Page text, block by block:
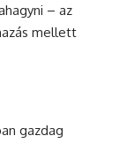
– az
mellett
gazdag